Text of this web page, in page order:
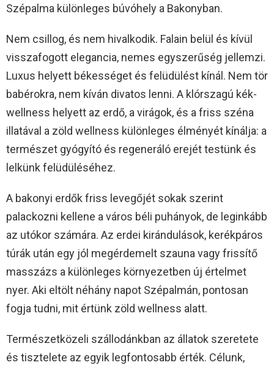
Szépalma különleges búvóhely a Bakonyban.
Nem csillog, és nem hivalkodik. Falain belül és kívül
visszafogott elegancia, nemes egyszerűség jellemzi.
Luxus helyett békességet és felüdülést kínál. Nem tör
babérokra, nem kíván divatos lenni. A klórszagú kék-
wellness helyett az erdő, a virágok, és a friss széna
illatával a zöld wellness különleges élményét kínálja: a
természet gyógyító és regeneráló erejét testünk és
lelkünk felüdüléséhez.
A bakonyi erdők friss levegőjét sokak szerint
palackozni kellene a város béli puhányok, de leginkább
az utókor számára. Az erdei kirándulások, kerékpáros
túrák után egy jól megérdemelt szauna vagy frissítő
masszázs a különleges környezetben új értelmet
nyer. Aki eltölt néhány napot Szépalmán, pontosan
fogja tudni, mit értünk zöld wellness alatt.
Természetközeli szállodánkban az állatok szeretete
és tisztelete az egyik legfontosabb érték. Célunk,